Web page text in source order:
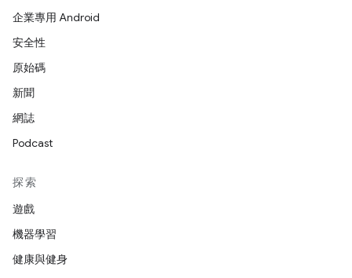
企業專用 Android
安全性
原始碼
新聞
網誌
Podcast
探索
遊戲
機器學習
健康與健身